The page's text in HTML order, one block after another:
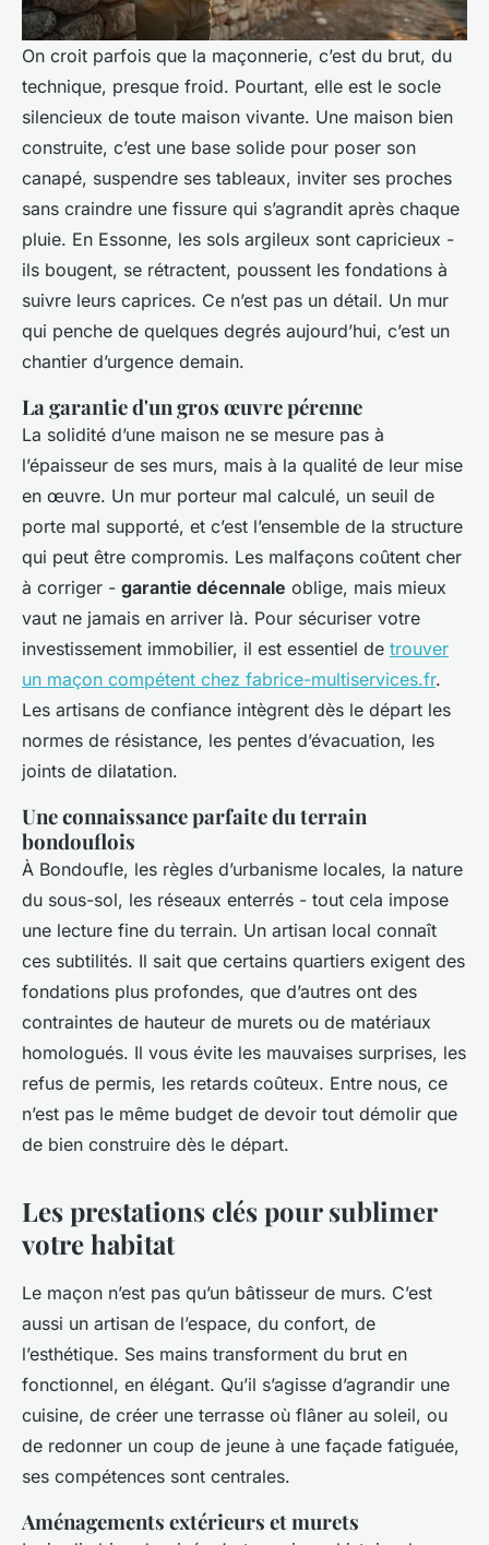
On croit parfois que la maçonnerie, c’est du brut, du
technique, presque froid. Pourtant, elle est le socle
silencieux de toute maison vivante. Une maison bien
construite, c’est une base solide pour poser son
canapé, suspendre ses tableaux, inviter ses proches
sans craindre une fissure qui s’agrandit après chaque
pluie. En Essonne, les sols argileux sont capricieux -
ils bougent, se rétractent, poussent les fondations à
suivre leurs caprices. Ce n’est pas un détail. Un mur
qui penche de quelques degrés aujourd’hui, c’est un
chantier d’urgence demain.
La garantie d'un gros œuvre pérenne
La solidité d’une maison ne se mesure pas à
l’épaisseur de ses murs, mais à la qualité de leur mise
en œuvre. Un mur porteur mal calculé, un seuil de
porte mal supporté, et c’est l’ensemble de la structure
qui peut être compromis. Les malfaçons coûtent cher
à corriger - garantie décennale oblige, mais mieux
vaut ne jamais en arriver là. Pour sécuriser votre
investissement immobilier, il est essentiel de trouver
un maçon compétent chez fabrice-multiservices.fr.
Les artisans de confiance intègrent dès le départ les
normes de résistance, les pentes d’évacuation, les
joints de dilatation.
Une connaissance parfaite du terrain
bondouflois
À Bondoufle, les règles d’urbanisme locales, la nature
du sous-sol, les réseaux enterrés - tout cela impose
une lecture fine du terrain. Un artisan local connaît
ces subtilités. Il sait que certains quartiers exigent des
fondations plus profondes, que d’autres ont des
contraintes de hauteur de murets ou de matériaux
homologués. Il vous évite les mauvaises surprises, les
refus de permis, les retards coûteux. Entre nous, ce
n’est pas le même budget de devoir tout démolir que
de bien construire dès le départ.
Les prestations clés pour sublimer
votre habitat
Le maçon n’est pas qu’un bâtisseur de murs. C’est
aussi un artisan de l’espace, du confort, de
l’esthétique. Ses mains transforment du brut en
fonctionnel, en élégant. Qu’il s’agisse d’agrandir une
cuisine, de créer une terrasse où flâner au soleil, ou
de redonner un coup de jeune à une façade fatiguée,
ses compétences sont centrales.
Aménagements extérieurs et murets